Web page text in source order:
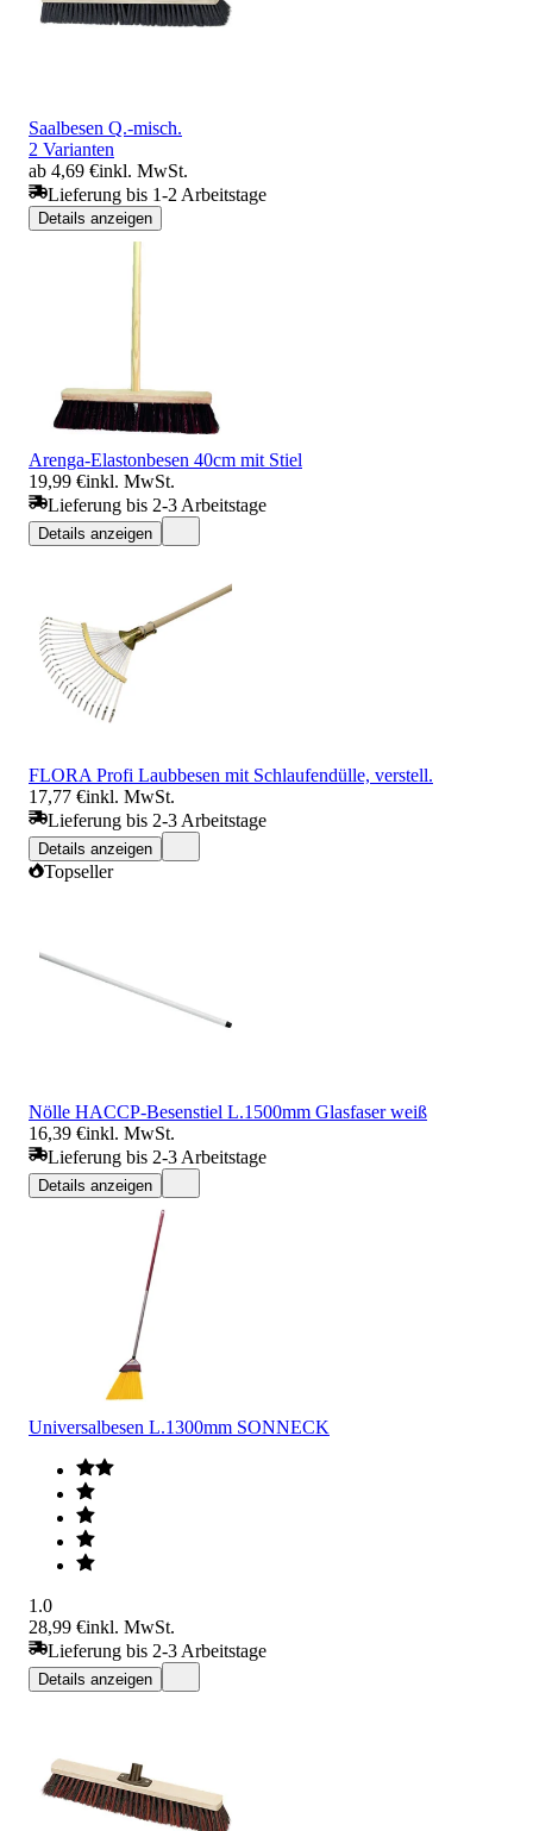
Saalbesen Q.-misch.
2 Varianten
ab 4,69 €inkl. MwSt.
Lieferung bis 1-2 Arbeitstage
Details anzeigen
Arenga-Elastonbesen 40cm mit Stiel
19,99 €inkl. MwSt.
Lieferung bis 2-3 Arbeitstage
Details anzeigen
FLORA Profi Laubbesen mit Schlaufendülle, verstell.
17,77 €inkl. MwSt.
Lieferung bis 2-3 Arbeitstage
Details anzeigen
Topseller
Nölle HACCP-Besenstiel L.1500mm Glasfaser weiß
16,39 €inkl. MwSt.
Lieferung bis 2-3 Arbeitstage
Details anzeigen
Universalbesen L.1300mm SONNECK
1.0
28,99 €inkl. MwSt.
Lieferung bis 2-3 Arbeitstage
Details anzeigen